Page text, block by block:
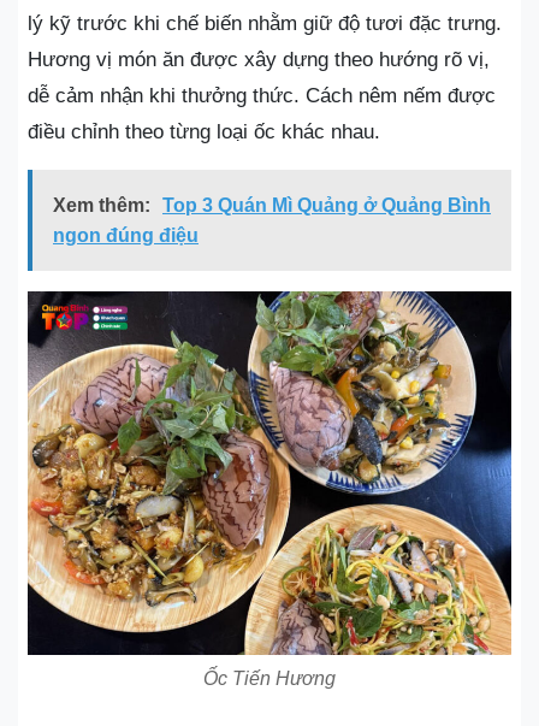
lý kỹ trước khi chế biến nhằm giữ độ tươi đặc trưng.
Hương vị món ăn được xây dựng theo hướng rõ vị,
dễ cảm nhận khi thưởng thức. Cách nêm nếm được
điều chỉnh theo từng loại ốc khác nhau.
Xem thêm:
Top 3 Quán Mì Quảng ở Quảng Bình
ngon đúng điệu
Ốc Tiến Hương